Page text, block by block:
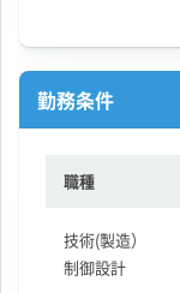
勤務条件
職種
技術(製造）
制御設計